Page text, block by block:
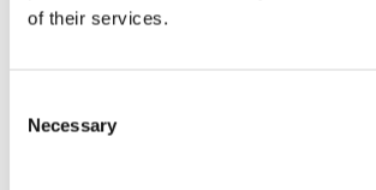
of their services.
Necessary
I Norge gjelder
desember 2023, som bygger på